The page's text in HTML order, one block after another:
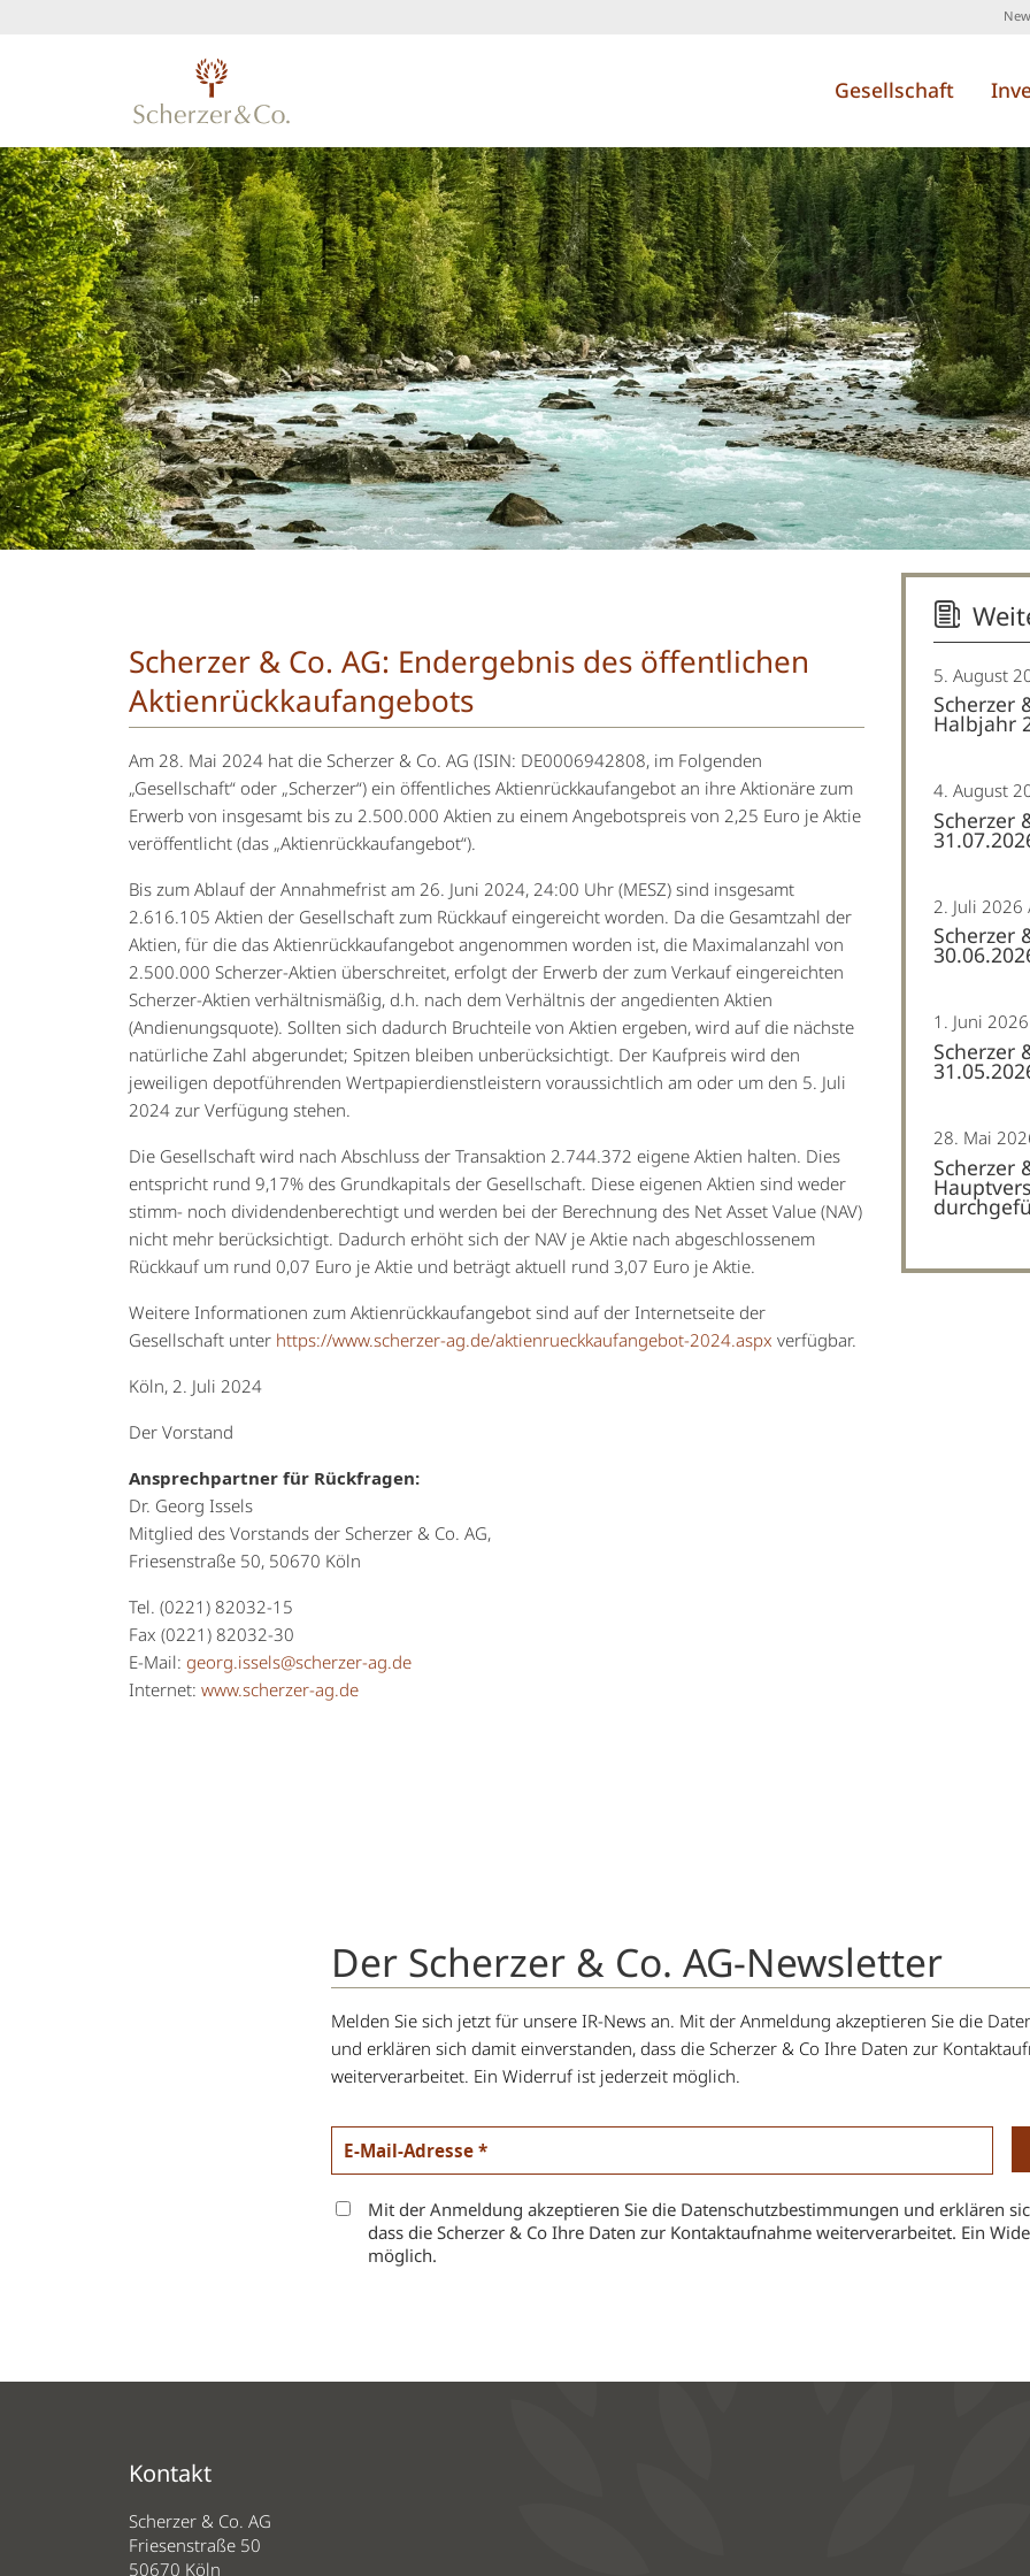
Gesellschaft
Scherzer & Co. AG: Endergebnis des öffentlichen
Aktienrückkaufangebots
Am 28. Mai 2024 hat die Scherzer & Co. AG (ISIN: DE0006942808, im Folgenden
„Gesellschaft“ oder „Scherzer“) ein öffentliches Aktienrückkaufangebot an ihre Aktionäre zum
Erwerb von insgesamt bis zu 2.500.000 Aktien zu einem Angebotspreis von 2,25 Euro je Aktie
veröffentlicht (das „Aktienrückkaufangebot“).
Bis zum Ablauf der Annahmefrist am 26. Juni 2024, 24:00 Uhr (MESZ) sind insgesamt
2.616.105 Aktien der Gesellschaft zum Rückkauf eingereicht worden. Da die Gesamtzahl der
Aktien, für die das Aktienrückkaufangebot angenommen worden ist, die Maximalanzahl von
2.500.000 Scherzer-Aktien überschreitet, erfolgt der Erwerb der zum Verkauf eingereichten
Scherzer-Aktien verhältnismäßig, d.h. nach dem Verhältnis der angedienten Aktien
(Andienungsquote). Sollten sich dadurch Bruchteile von Aktien ergeben, wird auf die nächste
natürliche Zahl abgerundet; Spitzen bleiben unberücksichtigt. Der Kaufpreis wird den
jeweiligen depotführenden Wertpapierdienstleistern voraussichtlich am oder um den 5. Juli
2024 zur Verfügung stehen.
Die Gesellschaft wird nach Abschluss der Transaktion 2.744.372 eigene Aktien halten. Dies
entspricht rund 9,17% des Grundkapitals der Gesellschaft. Diese eigenen Aktien sind weder
stimm- noch dividendenberechtigt und werden bei der Berechnung des Net Asset Value (NAV)
nicht mehr berücksichtigt. Dadurch erhöht sich der NAV je Aktie nach abgeschlossenem
Rückkauf um rund 0,07 Euro je Aktie und beträgt aktuell rund 3,07 Euro je Aktie.
Weitere Informationen zum Aktienrückkaufangebot sind auf der Internetseite der
Gesellschaft unter https://www.scherzer-ag.de/aktienrueckkaufangebot-2024.aspx verfügbar.
Köln, 2. Juli 2024
Der Vorstand
Ansprechpartner für Rückfragen:
Dr. Georg Issels
Mitglied des Vorstands der Scherzer & Co. AG,
Friesenstraße 50, 50670 Köln
Tel. (0221) 82032-15
Fax (0221) 82032-30
E-Mail: georg.issels@scherzer-ag.de
Internet: www.scherzer-ag.de
5. August
Scherzer
Halbjahr
4. August
Scherzer
2. Juli 2026
Scherzer
1. Juni 2026
Scherzer
28. Mai
Scherzer
Der Scherzer & Co. AG-Newsletter
Melden Sie sich jetzt für unsere IR-News an. Mit der Anmeldung akzeptieren Sie die
und erklären sich damit einverstanden, dass die Scherzer & Co Ihre Daten zur
weiterverarbeitet. Ein Widerruf ist jederzeit möglich.
Mit der Anmeldung akzeptieren Sie die Datenschutzbestimmungen und erklären
dass die Scherzer & Co Ihre Daten zur Kontaktaufnahme weiterverarbeitet. Ein
möglich.
Kontakt
Scherzer & Co. AG
Friesenstraße 50
50670 Köln